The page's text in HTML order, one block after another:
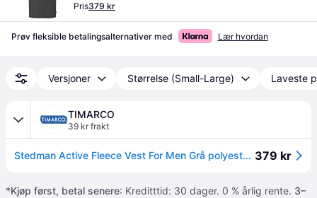
Pris379 kr
Prøv fleksible betalingsalternativer med Lær hvordan
Versjoner Størrelse (Small-Large) Laveste
TIMARCO
39 kr frakt
Stedman Active Fleece Vest For Men Grå polyester Large Herre 379 kr
*Kjøp først, betal senere: Kreditttid: 30 dager. 0 % årlig rente. 3–